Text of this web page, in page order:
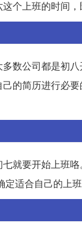
个上班的时间，
数公司都是初
的简历进行必
就要开始上班
适合自己的上班